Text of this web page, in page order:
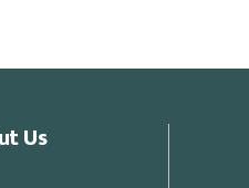
Us